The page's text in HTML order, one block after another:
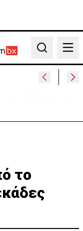
Search
το